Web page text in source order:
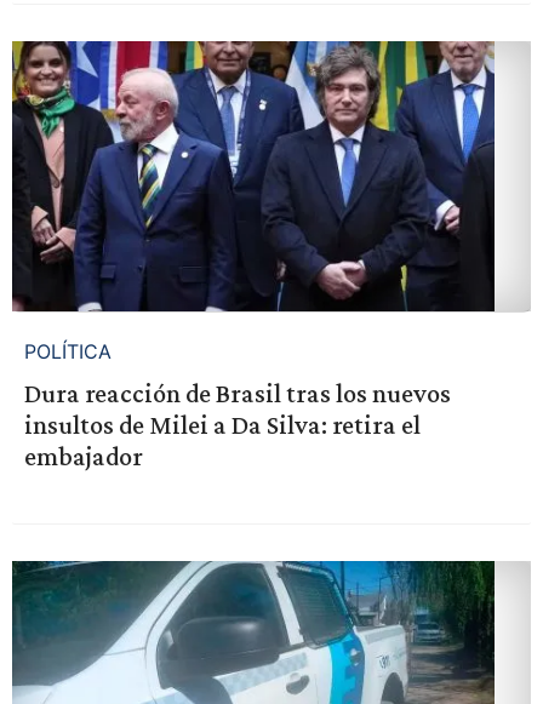
POLÍTICA
Dura reacción de Brasil tras los nuevos
insultos de Milei a Da Silva: retira el
embajador